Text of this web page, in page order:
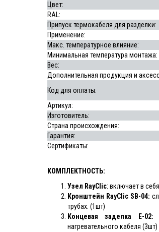
Цвет:
RAL:
Припуск термокабеля для разделки:
Применение:
Макс. температурное влияние:
Минимальная температура монтажа:
Вес:
Дополнительная продукция и
Код для оплаты:
Артикул:
Изготовитель:
Страна происхождения:
Гарантия:
Сертификаты:
КОМПЛЕКТНОСТЬ:
Узел RayClic: включает в
Кронштейн RayClic SB-04:
трубах. (1шт)
Концевая заделка E-02:
нагревательного кабеля (3шт)